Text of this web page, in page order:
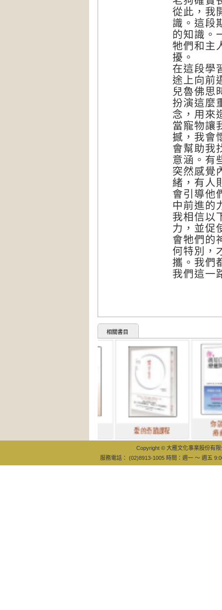
從此，我
識。這段
的知識。
牠們和主
擾。
在這段學
途上向前
兒魯佛思
扮演這麼
念，用來
當寵物讓
撼，我會
會幫助我
意涵。有
突然感覺
緒，有人
會引導他
中前進的
我相信以
力，並促
會牠們的
何特別，
攜。我們
我們這一
相關書目
愛的奇蹟課程
你就是自己
療癒師： 啟
Copyright © 大雁文化事業股份有
服務電話： (02)8913-1005 時間：週一 ～ 週五